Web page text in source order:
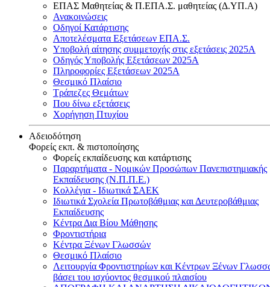
ΕΠΑΣ Μαθητείας & Π.ΕΠΑ.Σ. μαθητείας (Δ.ΥΠ.Α)
Ανακοινώσεις
Oδηγοί Κατάρτισης
Αποτελέσματα Εξετάσεων ΕΠΑ.Σ.
Υποβολή αίτησης συμμετοχής στις εξετάσεις 2025Α
Οδηγός Υποβολής Εξετάσεων 2025A
Πληροφορίες Εξετάσεων 2025Α
Θεσμικό Πλαίσιο
Τράπεζες Θεμάτων
Που δίνω εξετάσεις
Χορήγηση Πτυχίου
Αδειοδότηση
Φορείς εκπ. & πιστοποίησης
Φορείς εκπαίδευσης και κατάρτισης
Παραρτήματα - Νομικών Προσώπων Πανεπιστημιακής
Εκπαίδευσης (Ν.Π.Π.Ε.)
Κολλέγια - Ιδιωτικά ΣΑΕΚ
Ιδιωτικά Σχολεία Πρωτοβάθμιας και Δευτεροβάθμιας
Εκπαίδευσης
Κέντρα Δια Βίου Μάθησης
Φροντιστήρια
Κέντρα Ξένων Γλωσσών
Θεσμικό Πλαίσιο
Λειτουργία Φροντιστηρίων και Κέντρων Ξένων
βάσει του ισχύοντος θεσμικού πλαισίου